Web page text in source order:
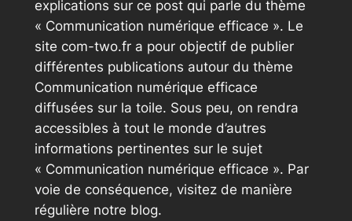
explications sur ce post qui parle du thème
« Communication numérique efficace ». Le
site com-two.fr a pour objectif de publier
différentes publications autour du thème
Communication numérique efficace
diffusées sur la toile. Sous peu, on rendra
accessibles à tout le monde d’autres
informations pertinentes sur le sujet
« Communication numérique efficace ». Par
voie de conséquence, visitez de manière
régulière notre blog.